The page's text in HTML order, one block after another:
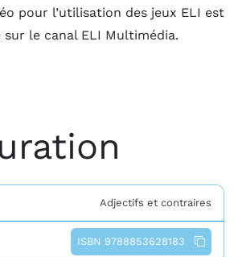
pour l’utilisation des jeux ELI est
sur le canal ELI Multimédia.
Adjectifs et contraires
ISBN 9788853628183